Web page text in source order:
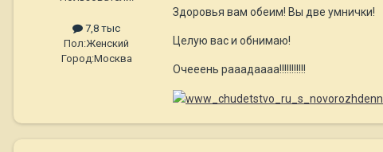
7,8 тыс
Пол:Женский
Город:Москва
Здоровья вам обеим! Вы две умнички!
Целую вас и обнимаю!
Очееень рааадаааа!!!!!!!!!!!